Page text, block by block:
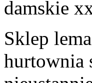
Sklep
hurtownia